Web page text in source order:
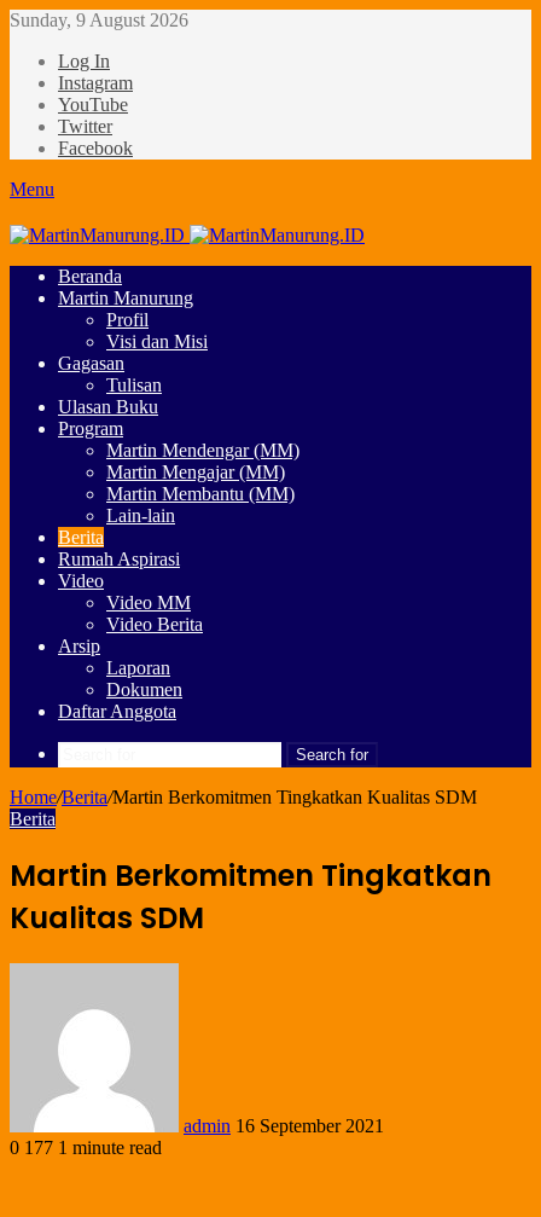
Sunday, 9 August 2026
Log In
Instagram
YouTube
Twitter
Facebook
Menu
Beranda
Martin Manurung
Profil
Visi dan Misi
Gagasan
Tulisan
Ulasan Buku
Program
Martin Mendengar (MM)
Martin Mengajar (MM)
Martin Membantu (MM)
Lain-lain
Berita
Rumah Aspirasi
Video
Video MM
Video Berita
Arsip
Laporan
Dokumen
Daftar Anggota
Search for
Home/Berita/Martin Berkomitmen Tingkatkan Kualitas SDM
Berita
Martin Berkomitmen Tingkatkan
Kualitas SDM
admin 16 September 2021
0 177 1 minute read